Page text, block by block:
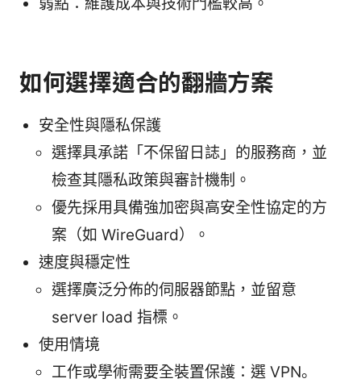
弱點：維護成本與技術門檻較高。
如何選擇適合的翻牆方案
安全性與隱私保護
選擇具承諾「不保留日誌」的服務商，並
檢查其隱私政策與審計機制。
優先採用具備強加密與高安全性協定的方
案（如 WireGuard）。
速度與穩定性
選擇廣泛分佈的伺服器節點，並留意
server load 指標。
使用情境
工作或學術需要全裝置保護：選 VPN。